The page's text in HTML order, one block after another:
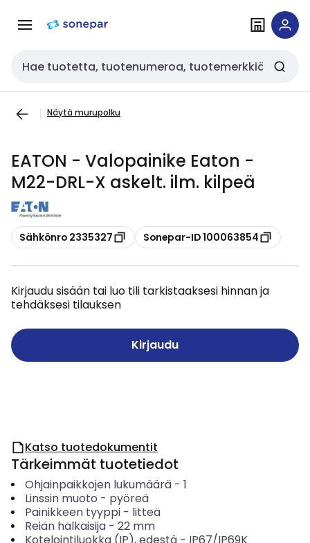
navigointiinsisältöön
Haku
Näytä murupolku
EATON - Valopainike Eaton -
M22-DRL-X askelt. ilm. kilpeä
Kopioi
Sähkönro 2335327 Kopioi
Sonepar-ID 100063854
Kirjaudu sisään tai luo tili tarkistaaksesi hinnan ja
tehdäksesi tilauksen
Kirjaudu
Katso tuotedokumentit
Tärkeimmät tuotetiedot
Ohjainpaikkojen lukumäärä- 1
Linssin muoto - pyöreä
Painikkeen tyyppi- litteä
Reiän halkaisija- 22 mm